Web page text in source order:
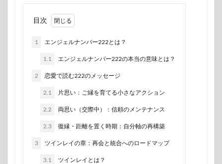
目次
1 エンジェルナンバー222とは？
1.1 エンジェルナンバー222の本当の意味とは？
2 恋愛で読む222のメッセージ
2.1 片思い：ご縁を育てる小さなアクション
2.2 両思い（交際中）：信頼のメンテナンス
2.3 復縁・距離を置く時期：自分軸の再構築
3 ツインレイの章：再会と統合へのロードマップ
3.1 ツインレイとは？